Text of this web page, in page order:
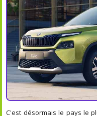
C'est désormais le pays le